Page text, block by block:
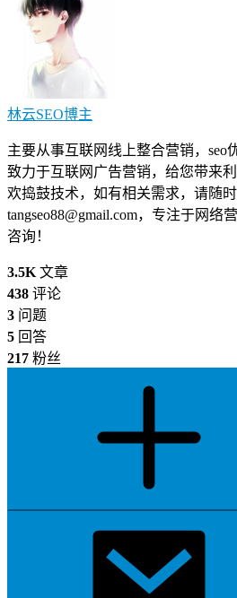
林云SEO博主
主要从事互联网线上整合营销，seo
致力于互联网广告营销，给您带来
欢捣鼓技术，如有相关需求，请随时
tangseo88@gmail.com，专注于网络
咨询！
3.5K 文章
438 评论
3 问题
5 回答
217 粉丝